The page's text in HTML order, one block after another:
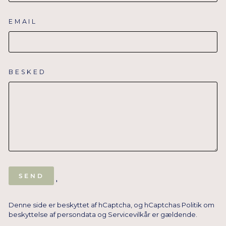
EMAIL
BESKED
SEND
'
Denne side er beskyttet af hCaptcha, og hCaptchas Politik om
beskyttelse af persondata og Servicevilkår er gældende.